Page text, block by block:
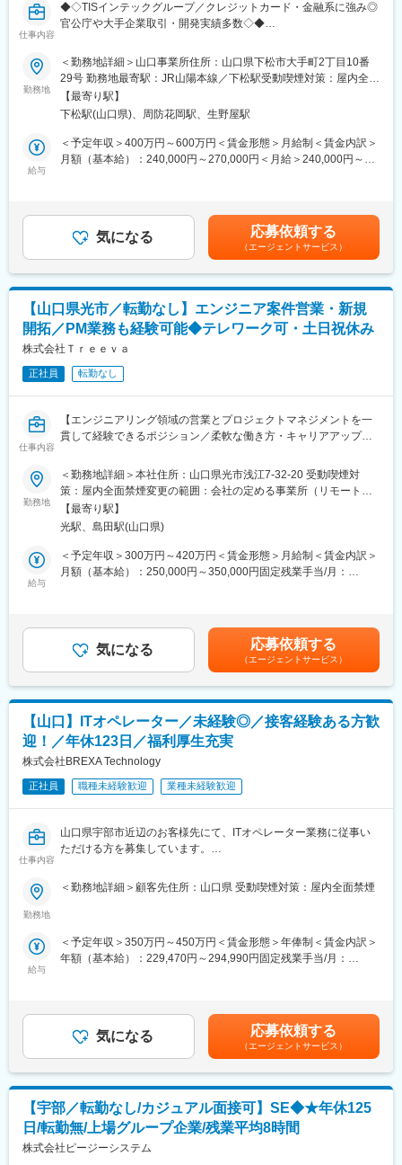
や商材知識、店頭での立ち振る舞い等、実務に基づいた丁寧な指
導のもと、基礎的な内容から学んでいただきます。
形式のフォローアップ(OJT)研修や先輩社員とのロールプレイン
グ、eラーニング研修等を通して、着実に成長できる環境をご用意
してます。
■キャリアパス
まず1人前の接客技術を身に着けていただき、徐々に後輩指導やリ
ーダー業務もお任せいたします。
が目指せます。
全国で年間100名以上の方が正社員化されております。
■目標設定
ノルマはなく「販売実績やお客様満足度」に関する目標を設定い
たします。
販売目標は、チームとしての目標値が各クルーに分配される仕組
みのため、チームで協力し合い達成していく文化がございます。
その他、定性観点でも詳細に目標設定を行うため、ご自身が日々
業務で意識することを明確に定め、やりがいや達成感をもって働
ける環境です。
シフト制のため、毎月シフト提出時に希望をご提示していただけ
れば、比較的通りやすい環境です。（土日祝出社必須）
変更の範囲：会社の定める業務
仕事内容
◆◇TISインテックグループ／クレジットカード・金融系に強み◎
官公庁や大手企業取引・開発実績多数◇◆
すい環境！育休産休復帰率100%／年休120日／土日休み～
カード系に強みを持つTISI及びTISインテックグループの案件や、
様々な業種向けのシステム開発を担当していただきます。
独立系の為、業界にとらわれない開発実績があります。チームで
案件を担当するため、切磋琢磨しながらも社員一丸となり開発で
きる環境です。
■業務内容：下流～上流、開発～保守まで
大手銀行・大手企業や官公庁など取引多数です。親会社の案件だ
けでなく一般の受託開発も行っており、一貫体制で対応している
年単位の長期プロジェクトがほとんどです。
当いただくことはない為ご安心ください。
■組織構成：山口営業所では、約50名のSEが活躍しています。中
途入社の転職理由として、残業を減らしたい方が多いです。
当社は残業月20H程度でプライベートと両立可能、働きやすい環
境が整っています。
■組織風土◎
・年に1度全社員でのキックオフがあります。技術コンペなども開
催しています。
・エンジニア気質の人が多く、真面目に業務に取り組む方が多い
です。世話好きな社員も多く、新入社員の面倒見が良かったり雰
・社内研修／階層別研修を活発に行っています。全社員向けとな
っている為、コミュニケーションの場にもなっています。
・社員アンケート／年1度社員アンケートを実施。業務上の悩みや
改善希望など自由に意見が出せます。それにより規定を変更した
■当社の特徴：
2010年からTISインテックグループの一員となり、グループが所
変更の範囲：会社の定める業務
勤務地
＜勤務地詳細＞山口事業所住所：山口県下松市大手町2丁目10番
29号 勤務地最寄駅：JR山陽本線／下松駅受動喫煙対策：屋内全面
禁煙変更の範囲：会社の定める事業所
【最寄り駅】
下松駅(山口県)、周防花岡駅、生野屋駅
給与
＜予定年収＞400万円～600万円＜賃金形態＞月給制＜賃金内訳＞
月額（基本給）：240,000円～270,000円＜月給＞240,000円～
月）※過去実績4.5ヶ月分賃金はあくまでも目安の金額であり、選
考を通じて上下する可能性があります。月給(月額)は固定手当を含
めた表記です。
気になる 応募依頼する
（エージェントサービス）
【山口県光市／転勤なし】エンジニア案件営業・新規
開拓／PM業務も経験可能◆テレワーク可・土日祝休み
株式会社Ｔｒｅｅｖａ
正社員 転勤なし
仕事内容
【エンジニアリング領域の営業とプロジェクトマネジメントを一
貫して経験できるポジション／柔軟な働き方・キャリアアップも
■業務概要
当社ではエンジニア案件に特化した営業活動を担当いただきま
す。新規顧客の開拓から既存クライアントとのリレーション強
化、さらにプロジェクト受注後の進行管理まで、ビジネスの上流
から下流まで幅広く携わることができます。営業業務に加え、プ
ロジェクトマネジメントやクライアント折衝も担うため、多様な
経験を積みながら成長できる環境です。
チや提案営業、既存顧客への追加提案や関係性の強化を行いま
す。また、案件受注後にはプロジェクトの進行管理や納期調整、
課題解決に取り組みます。クライアントとの定期的な打ち合わせ
自身の成長に直結します。
■企業の特徴/魅力
創業期のため積極採用中。新しい仕組みや環境づくりに携われ、
会社とともに成長できます。
変更の範囲：会社の定める業務
勤務地
＜勤務地詳細＞本社住所：山口県光市浅江7-32-20 受動喫煙対
策：屋内全面禁煙変更の範囲：会社の定める事業所（リモートワ
ーク含む）
【最寄り駅】
光駅、島田駅(山口県)
給与
＜予定年収＞300万円～420万円＜賃金形態＞月給制＜賃金内訳＞
月額（基本給）：250,000円～350,000円固定残業手当/月：
給・みなし残業代を含みます。超過分は全額支給されます。賃金
はあくまでも目安の金額であり、選考を通じて上下する可能性が
あります。月給(月額)は固定手当を含めた表記です。
気になる 応募依頼する
（エージェントサービス）
【山口】ITオペレーター／未経験◎／接客経験ある方歓
迎！／年休123日／福利厚生充実
株式会社BREXA Technology
正社員 職種未経験歓迎 業種未経験歓迎
仕事内容
山口県宇部市近辺のお客様先にて、ITオペレーター業務に従事い
ただける方を募集しています。
【業務例】
・C#、VB.netを用いた開発
※ITの知識がなくてもOK！できることからお任せします。
20代～30代前半の若手が半数以上、40代～50代のベテランも活躍
しています。
【「エンジニア」としてやりたいことができる組織】
エンジニアのよくある転職理由として「運用・保守の仕事からス
テップアップができない」といったことがありますが、当社では
担当営業との距離も近いことが特徴です。日々のオープンな社内
チャットや、案件が切り替わるタイミングなど、「やりたいこ
と」を発言できる場がしっかり確保されています。現在のPJT状
勤務地
＜勤務地詳細＞顧客先住所：山口県 受動喫煙対策：屋内全面禁煙
給与
＜予定年収＞350万円～450万円＜賃金形態＞年俸制＜賃金内訳＞
年額（基本給）：229,470円～294,990円固定残業手当/月：
補足＞※社会人経験、面接結果等を考慮の上決定します。 ■昇給：
年1回（4月）■賞与：なし■手当：家族手当、夜間手当、休日手当
（休日出勤した場合） 賃金はあくまでも目安の金額であり、選考
を通じて上下する可能性があります。月給(月額)は固定手当を含め
た表記です。
気になる 応募依頼する
（エージェントサービス）
【宇部／転勤なし/カジュアル面接可】SE◆★年休125
日/転勤無/上場グループ企業/残業平均8時間
株式会社ピージーシステム